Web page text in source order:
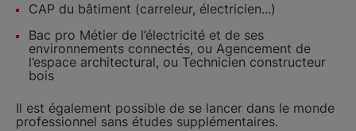
CAP du bâtiment (carreleur, électricien...)
Bac pro Métier de l’électricité et de ses
environnements connectés, ou Agencement de
l’espace architectural, ou Technicien constructeur
bois
Il est également possible de se lancer dans le monde
professionnel sans études supplémentaires.